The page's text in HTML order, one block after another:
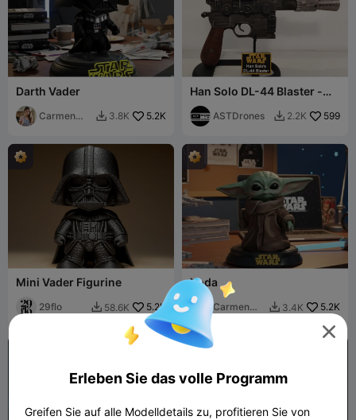
Darth Vader
Carmen
 3.8K 5.2K
Han Solo DL-44 Blaster -
Version "Eine Neue
Hoffnung"
ASTDrones  2.2K 599
Mini Vader Figurine
29flo  58.6K 5.2K
Yoda
Carmen
 3.4K 5.2K


Erleben Sie das volle Programm
Greifen Sie auf alle Modelldetails zu, profitieren Sie von